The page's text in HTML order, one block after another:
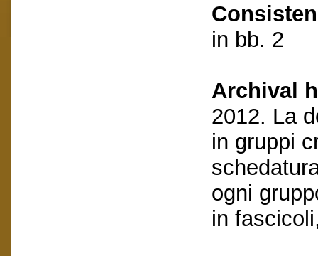
in bb. 2
Archival
2012. La
in gruppi
ogni
in